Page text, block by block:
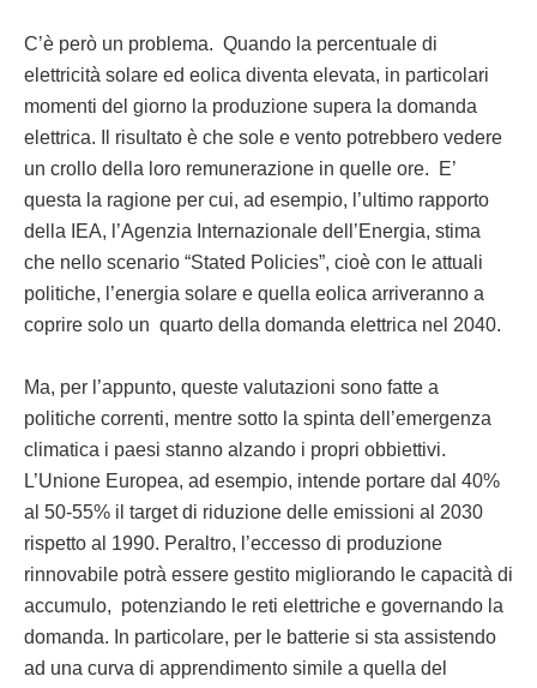
C’è però un problema. Quando la percentuale di
elettricità solare ed eolica diventa elevata, in particolari
momenti del giorno la produzione supera la domanda
elettrica. Il risultato è che sole e vento potrebbero vedere
un crollo della loro remunerazione in quelle ore. E’
questa la ragione per cui, ad esempio, l’ultimo rapporto
della IEA, l’Agenzia Internazionale dell’Energia, stima
che nello scenario “Stated Policies”, cioè con le attuali
politiche, l’energia solare e quella eolica arriveranno a
coprire solo un quarto della domanda elettrica nel 2040.
Ma, per l’appunto, queste valutazioni sono fatte a
politiche correnti, mentre sotto la spinta dell’emergenza
climatica i paesi stanno alzando i propri obbiettivi.
L’Unione Europea, ad esempio, intende portare dal 40%
al 50-55% il target di riduzione delle emissioni al 2030
rispetto al 1990. Peraltro, l’eccesso di produzione
rinnovabile potrà essere gestito migliorando le capacità di
accumulo, potenziando le reti elettriche e governando la
domanda. In particolare, per le batterie si sta assistendo
ad una curva di apprendimento simile a quella del